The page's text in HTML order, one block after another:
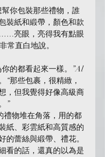
幫你包裝那些禮物，誰
裝紙和緞帶，顏色和款
亮眼，亮得我有點眼
常直白地說。
你的都看起來一樣。”Al
“那些包裹，很精緻，
，但我覺得好像高級商
”
禮物堆在角落，用的都
紙、彩雲紙和高質感的
的蕾絲與緞帶、禮花。
看的話，還真的以為是